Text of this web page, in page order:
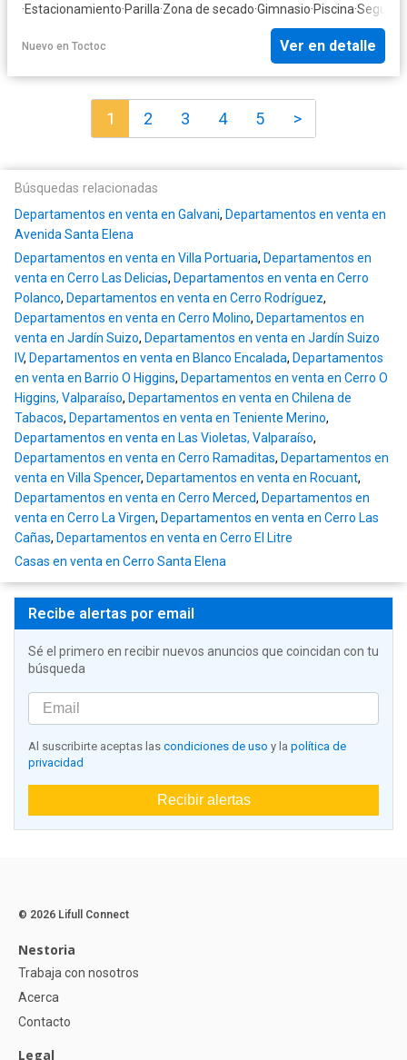
·Estacionamiento·Parilla·Zona de secado·Gimnasio·Piscina·
Nuevo en Toctoc Ver en detalle
1 2 3 4 5 >
Búsquedas relacionadas
Departamentos en venta en Galvani, Departamentos en venta en
Avenida Santa Elena
Departamentos en venta en Villa Portuaria, Departamentos en
venta en Cerro Las Delicias, Departamentos en venta en Cerro
Polanco, Departamentos en venta en Cerro Rodríguez,
Departamentos en venta en Cerro Molino, Departamentos en
venta en Jardín Suizo, Departamentos en venta en Jardín Suizo
IV, Departamentos en venta en Blanco Encalada, Departamentos
en venta en Barrio O Higgins, Departamentos en venta en Cerro O
Higgins, Valparaíso, Departamentos en venta en Chilena de
Tabacos, Departamentos en venta en Teniente Merino,
Departamentos en venta en Las Violetas, Valparaíso,
Departamentos en venta en Cerro Ramaditas, Departamentos en
venta en Villa Spencer, Departamentos en venta en Rocuant,
Departamentos en venta en Cerro Merced, Departamentos en
venta en Cerro La Virgen, Departamentos en venta en Cerro Las
Cañas, Departamentos en venta en Cerro El Litre
Casas en venta en Cerro Santa Elena
Recibe alertas por email
Sé el primero en recibir nuevos anuncios que coincidan con tu
búsqueda
Al suscribirte aceptas las condiciones de uso y la política de
privacidad
Recibir alertas
© 2026 Lifull Connect
Nestoria
Trabaja con nosotros
Acerca
Contacto
Legal